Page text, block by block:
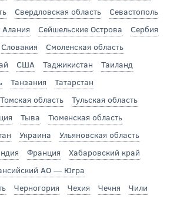
Свердловская область
Севастополь
Сейшельские Острова
Сербия
Словакия
Смоленская область
США Таджикистан
Таиланд
Танзания
Татарстан
Томская область
Тульская область
Тыва
Тюменская область
Украина
Ульяновская область
Франция
Хабаровский край
АО — Югра
Черногория Чехия Чечня
Чили